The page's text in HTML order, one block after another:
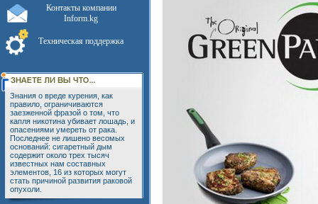
Контакты компании
Inform.kg
Техническая поддержка
Знания о вреде курения, как
правило, ограничиваются
заезженной фразой о том, что
капля никотина убивает лошадь, и
опасениями умереть от рака.
Последнее не лишено весомых
оснований: сигаретный дым
содержит около трех тысяч
известных нам составных
элементов, 16 из которых могут
стать причиной развития раковой
опухоли.